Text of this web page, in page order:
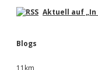
Aktuell auf „In
Blogs
11km